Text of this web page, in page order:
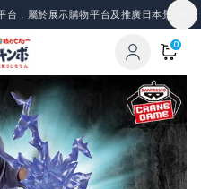
，屬於展示購物平台及推廣日本景品、一
0